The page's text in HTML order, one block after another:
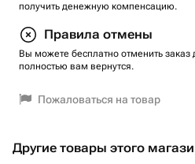
получить денежную компенсацию.
Правила отмены
Вы можете бесплатно отменить заказ
полностью вам вернутся.
Пожаловаться на товар
Другие товары этого